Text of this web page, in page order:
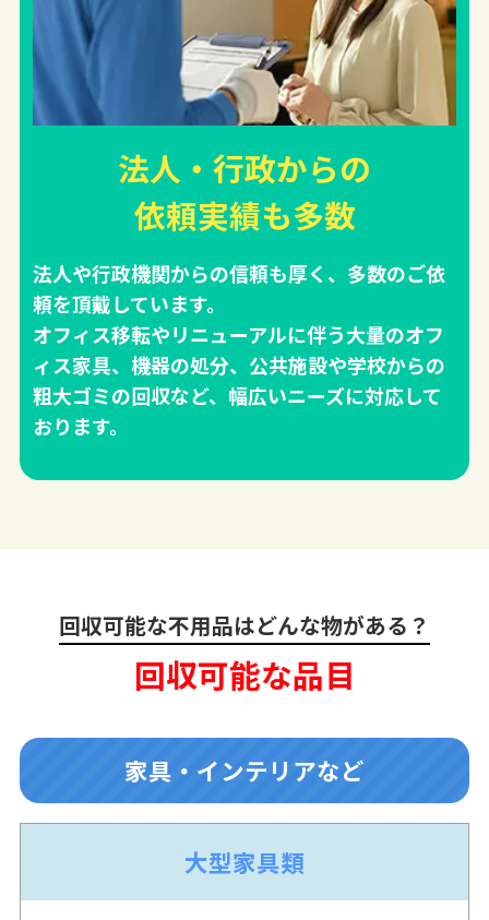
法人・行政からの
依頼実績も多数
法人や行政機関からの信頼も厚く、多数のご依
頼を頂戴しています。
オフィス移転やリニューアルに伴う大量のオフ
ィス家具、機器の処分、公共施設や学校からの
粗大ゴミの回収など、幅広いニーズに対応して
おります。
回収可能な不用品はどんな物がある？
回収可能な品目
家具・インテリアなど
大型家具類